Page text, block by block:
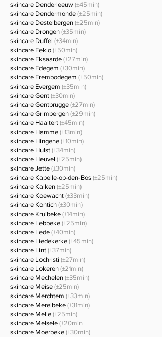
skincare Denderleeuw (±45min)
skincare Dendermonde (±25min)
skincare Destelbergen (±25min)
skincare Drongen (±35min)
skincare Duffel (±34min)
skincare Eeklo (±50min)
skincare Eksaarde (±27min)
skincare Edegem (±30min)
skincare Erembodegem (±50min)
skincare Evergem (±35min)
skincare Gent (±30min)
skincare Gentbrugge (±27min)
skincare Grimbergen (±29min)
skincare Haaltert (±45min)
skincare Hamme (±13min)
skincare Hingene (±10min)
skincare Hulst (±34min)
skincare Heuvel (±25min)
skincare Jette (±30min)
skincare Kapelle-op-den-Bos (±25min)
skincare Kalken (±25min)
skincare Koewacht (±33min)
skincare Kontich (±30min)
skincare Kruibeke (±14min)
skincare Lebbeke (±25min)
skincare Lede (±40min)
skincare Liedekerke (±45min)
skincare Lint (±37min)
skincare Lochristi (±27min)
skincare Lokeren (±21min)
skincare Mechelen (±35min)
skincare Meise (±25min)
skincare Merchtem (±33min)
skincare Merelbeke (±31min)
skincare Melle (±25min)
skincare Melsele (±20min
skincare Moerbeke (±30min)